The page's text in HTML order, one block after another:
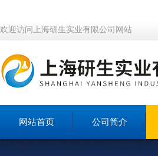
欢迎访问上海研生实业有限公司网站
网站首页 公司简介